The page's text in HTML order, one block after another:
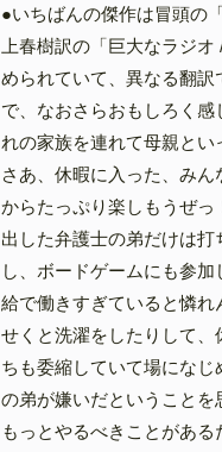
●いちばんの傑作は冒頭の
上春樹訳の「巨大なラジ
められていて、異なる翻
で、なおさらおもしろく
れの家族を連れて母親とい
さあ、休暇に入った、み
からたっぷり楽しもうぜ
出した弁護士の弟だけは
し、ボードゲームにも参
給で働きすぎていると憐れ
せくと洗濯をしたりして
ちも委縮していて場になじ
の弟が嫌いだということを
もっとやるべきことがあ